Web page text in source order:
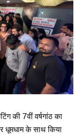
की 7वीं वर्षगांठ का
धूमधाम के साथ किया